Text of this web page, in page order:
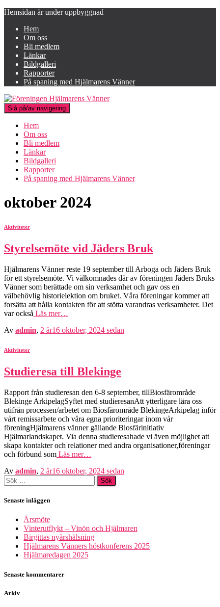
Hemsidan är under uppbyggnad
Hem
Om oss
Bli medlem
Länkar
Bildgalleri
Rapporter
På spaning med Hjälmarens Vänner
Slå på/av navigering
Hem
Om oss
Bli medlem
Länkar
Bildgalleri
Rapporter
På spaning med Hjälmarens Vänner
oktober 2024
Aktiviteter
Styrelsemöte vid Jäders Bruk
Hjälmarens Vänner reste 19 september till Arboga och Jäders Bruk
för ett styrelsemöte. Vi välkomnades där av föreningen Jäders Bruks
Vänner som berättade om sin verksamhet och gav oss en
välbehövlig historielektion om bruket. Våra föreningar kommer att
forsätta att hålla kontakten för att stötta varandras verksamheter. Det
var också Läs mer…
Av admin, 2 år16 oktober, 2024 sedan
Aktiviteter
Studieresa till Blekinge
Rapport från studieresan den 6-8 september, tillBiosfärområde
Blekinge ArkipelagSyftet med studieresanAtt ytterligare lära oss
utifrån processen/arbetet om Biosfärområde BlekingeArkipelag inför
vårt remissarbete och våra egna prioriteringar inom vår
föreningHjälmarens vänner gällande Biosfärinitiativ
Hjälmarlandskapet. Via denna studieresahade vi även möjlighet att
skapa kontakter och relationer med andra organisationer,föreningar
och förbund som Läs mer…
Av admin, 2 år16 oktober, 2024 sedan
Sök
efter:
Senaste inläggen
Årsmöte
Vinterutflykt – Vinön och Hjälmaren
Birgittas nyårshälsning
Hjälmarens Vänners höstkonferens 2025
Hjälmaredagen 2025
Senaste kommentarer
Arkiv